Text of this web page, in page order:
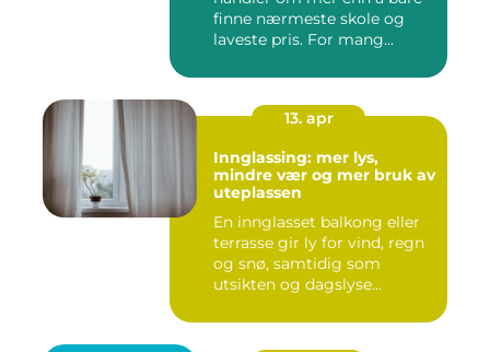
finne nærmeste skole og
laveste pris. For mang...
13. apr
Innglassing: mer lys,
mindre vær og mer bruk av
uteplassen
En innglasset balkong eller
terrasse gir ly for vind, regn
og snø, samtidig som
utsikten og dagslyse...